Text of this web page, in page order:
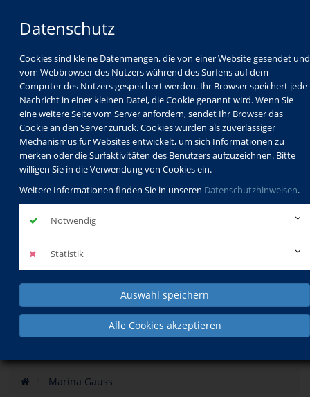
Datenschutz
Cookies sind kleine Datenmengen, die von einer Website gesendet und
vom Webbrowser des Nutzers während des Surfens auf dem
Computer des Nutzers gespeichert werden. Ihr Browser speichert jede
Nachricht in einer kleinen Datei, die Cookie genannt wird. Wenn Sie
eine weitere Seite vom Server anfordern, sendet Ihr Browser das
Cookie an den Server zurück. Cookies wurden als zuverlässiger
Mechanismus für Websites entwickelt, um sich Informationen zu
merken oder die Surfaktivitäten des Benutzers aufzuzeichnen. Bitte
willigen Sie in die Verwendung von Cookies ein.
Weitere Informationen finden Sie in unseren Datenschutzhinweisen.
Notwendig
Statistik
Auswahl speichern
Alle Cookies akzeptieren
Programm
Schulabschlüsse
Schulkindbetreuung
Service
Marina Gauss